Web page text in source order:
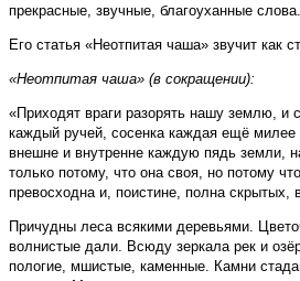
прекрасные, звучные, благоуханные слова.
Его статья «Неотпитая чаша» звучит как
«Неотпитая чаша» (в сокращении):
«Приходят враги разорять нашу землю, и
каждый ручей, сосенка каждая ещё
внешне и внутренне каждую пядь земли,
только потому, что она своя, но потому
превосходна и, поистине, полна скрытых,
Причудны леса всякими деревьями.
волнистые дали. Всюду зеркала рек и
пологие, мшистые, каменные. Камни